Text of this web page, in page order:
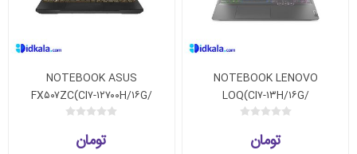
NOTEBOOK LENOVO
LOQ(CI۷-۱۳H/۱۶G/
۵۱۲G/RTX۴۰۵۰)
تومان
NOTEBOOK ASUS
FX۵۰۷ZC(CI۷-۱۲۷۰۰H/۱۶G/
۱TSSD/RTX۳۰۵۰)
تومان